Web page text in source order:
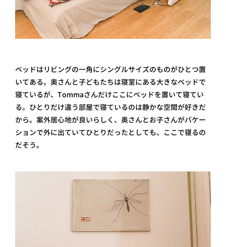
ベッドはリビングの一角にシングルサイズのものがひとつ置
いてある。奥さんと子どもたちは寝室にある大きなベッドで
寝ているが、Tommaさんだけここにベッドを置いて寝てい
る。ひとりだけ違う部屋で寝ているのは静かな空間が好きだ
から。案外居心地が良いらしく、奥さんとお子さんがバケー
ションで外に出ていてひとりだったとしても、ここで寝るの
だそう。